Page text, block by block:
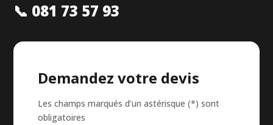
📞 081 73 57 93
Demandez votre devis
Les champs marqués d’un astérisque (*) sont
obligatoires